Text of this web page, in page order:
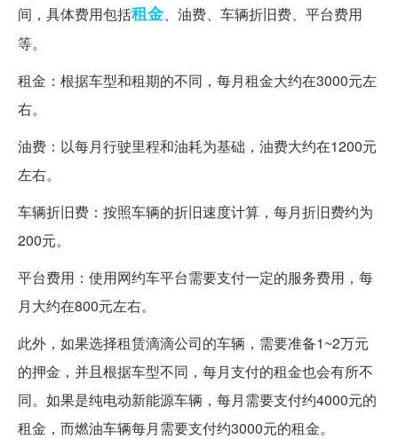
间，具体费用包括租金、油费、车辆折旧费、平台费用
等。
租金：根据车型和租期的不同，每月租金大约在3000元左
右。
油费：以每月行驶里程和油耗为基础，油费大约在1200元
左右。
车辆折旧费：按照车辆的折旧速度计算，每月折旧费约为
200元。
平台费用：使用网约车平台需要支付一定的服务费用，每
月大约在800元左右。
此外，如果选择租赁滴滴公司的车辆，需要准备1~2万元
的押金，并且根据车型不同，每月支付的租金也会有所不
同。如果是纯电动新能源车辆，每月需要支付约4000元的
租金，而燃油车辆每月需要支付约3000元的租金。